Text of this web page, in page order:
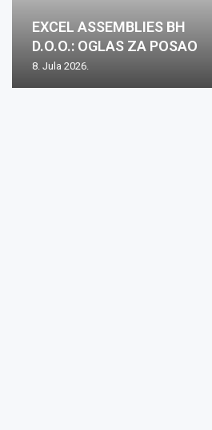
EXCEL ASSEMBLIES BH
D.O.O.: OGLAS ZA POSAO
8. Jula 2026.